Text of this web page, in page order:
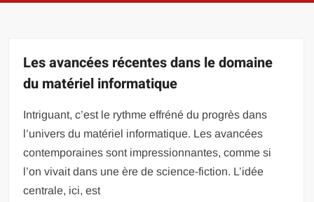
Les avancées récentes dans le domaine
du matériel informatique
Intriguant, c’est le rythme effréné du progrès dans
l’univers du matériel informatique. Les avancées
contemporaines sont impressionnantes, comme si
l’on vivait dans une ère de science-fiction. L’idée
centrale, ici, est